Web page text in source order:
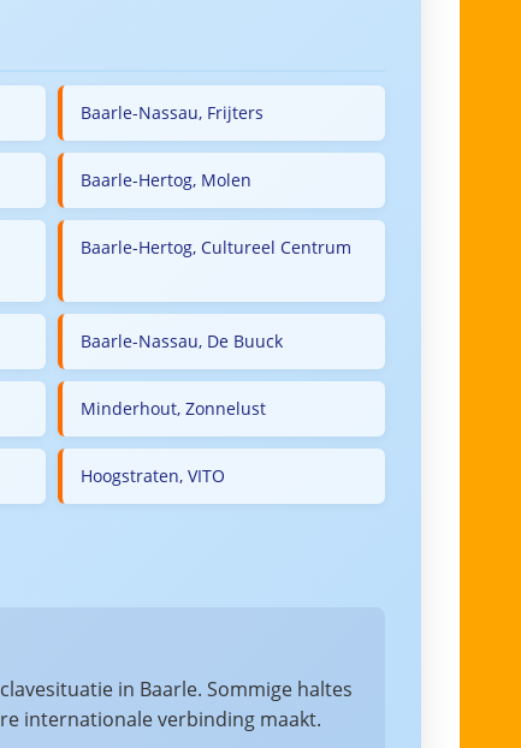
Baarle-Nassau, Frijters
Baarle-Hertog, Molen
Baarle-Hertog, Cultureel Centrum
Baarle-Nassau, De Buuck
Minderhout, Zonnelust
Hoogstraten, VITO
in Baarle. Sommige haltes
internationale verbinding maakt.